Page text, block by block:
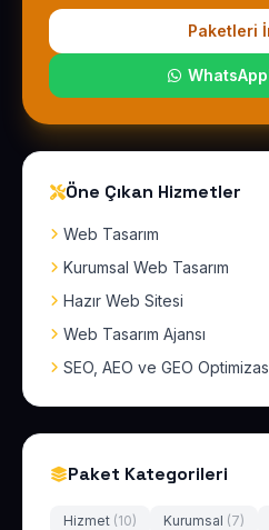
Paketleri
Öne Çıkan Hizmetler
Web Tasarım
Kurumsal Web Tasarım
Hazır Web Sitesi
Web Tasarım Ajansı
SEO, AEO ve GEO
Paket Kategorileri
Hizmet (10) Kurumsal (7)